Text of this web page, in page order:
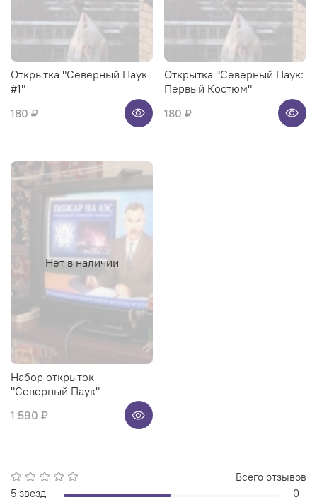
Открытка "Северный Паук
#1"
180 ₽
Открытка "Северный Паук:
Первый Костюм"
180 ₽
Нет в наличии
Набор открыток
"Северный Паук"
1 590 ₽
Всего отзывов
5 звезд
0